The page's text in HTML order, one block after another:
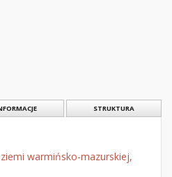
STRUKTURA
warmińsko-mazurskiej,